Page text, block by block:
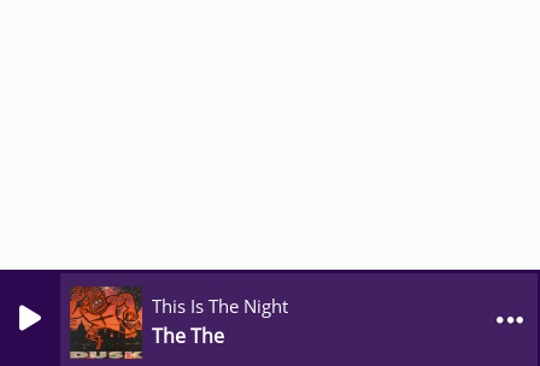
This Is The Night
The The